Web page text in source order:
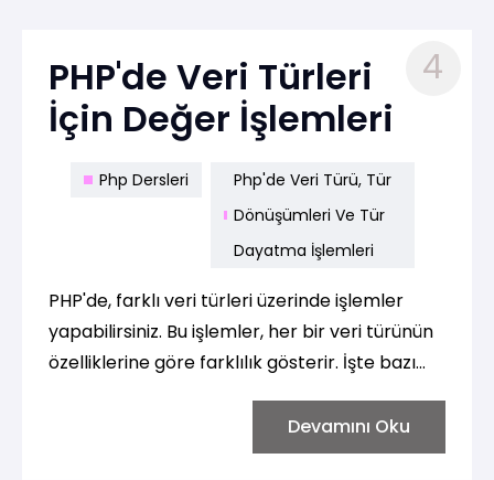
PHP'de Veri Türleri
İçin Değer İşlemleri
4
Php Dersleri
Php'de Veri Türü, Tür
Dönüşümleri Ve Tür
Dayatma İşlemleri
PHP'de, farklı veri türleri üzerinde işlemler
yapabilirsiniz. Bu işlemler, her bir veri türünün
özelliklerine göre farklılık gösterir. İşte bazı
Devamını Oku